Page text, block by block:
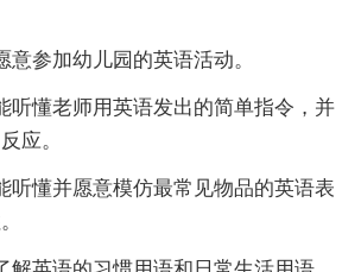
意参加幼儿园的英语活动。
听懂老师用英语发出的简单指令，并
应。
听懂并愿意模仿最常见物品的英语表